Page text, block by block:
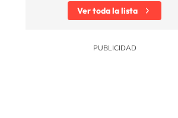
Ver toda la lista